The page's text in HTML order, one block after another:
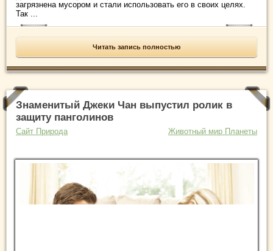
загрязнена мусором и стали использовать его в своих целях.
Так ...
Читать запись полностью
Знаменитый Джеки Чан выпустил ролик в
защиту панголинов
Сайт Природа Животный мир Планеты